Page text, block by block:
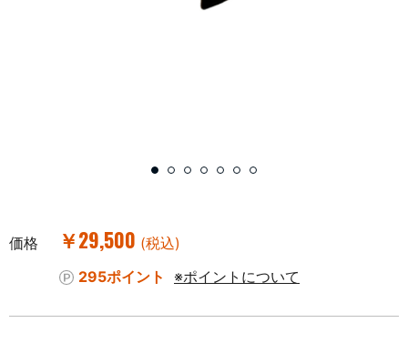
価格 ￥29,500 (税込)
295ポイント
※ポイントについて